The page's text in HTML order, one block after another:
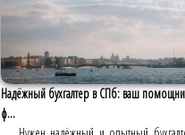
Надёжный бухгалтер в СПб: ваш
ф...